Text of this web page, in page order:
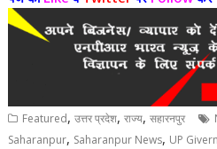
Featured,उत्तर प्रदेश,राज्य,सहारनपुर
Saharanpur, Saharanpur News, UP